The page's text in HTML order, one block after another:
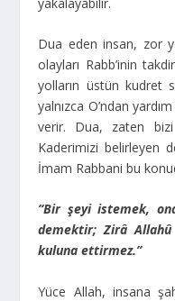
Dua eden insan, zor
olayları Rabb’inin
yolların üstün kudret
yalnızca O’ndan
verir. Dua, zaten
Kaderimizi belirleyen
İmam Rabbani bu
“Bir şeyi istemek,
demektir; Zirâ Allahû
kuluna ettirmez.”
Yüce Allah, insana